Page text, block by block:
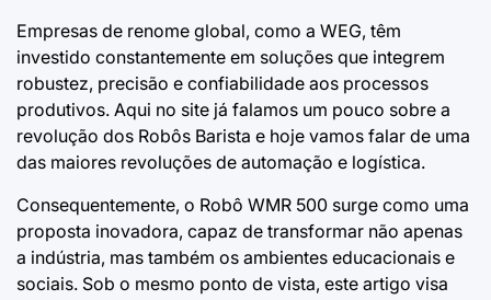
Empresas de renome global, como a WEG, têm
investido constantemente em soluções que integrem
robustez, precisão e confiabilidade aos processos
produtivos. Aqui no site já falamos um pouco sobre a
revolução dos Robôs Barista e hoje vamos falar de uma
das maiores revoluções de automação e logística.
Consequentemente, o Robô WMR 500 surge como uma
proposta inovadora, capaz de transformar não apenas
a indústria, mas também os ambientes educacionais e
sociais. Sob o mesmo ponto de vista, este artigo visa